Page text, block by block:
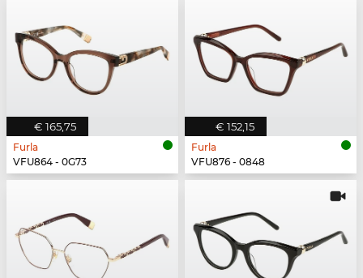
€ 165,75
Furla
VFU864 - 0G73
€ 152,15
Furla
VFU876 - 0848